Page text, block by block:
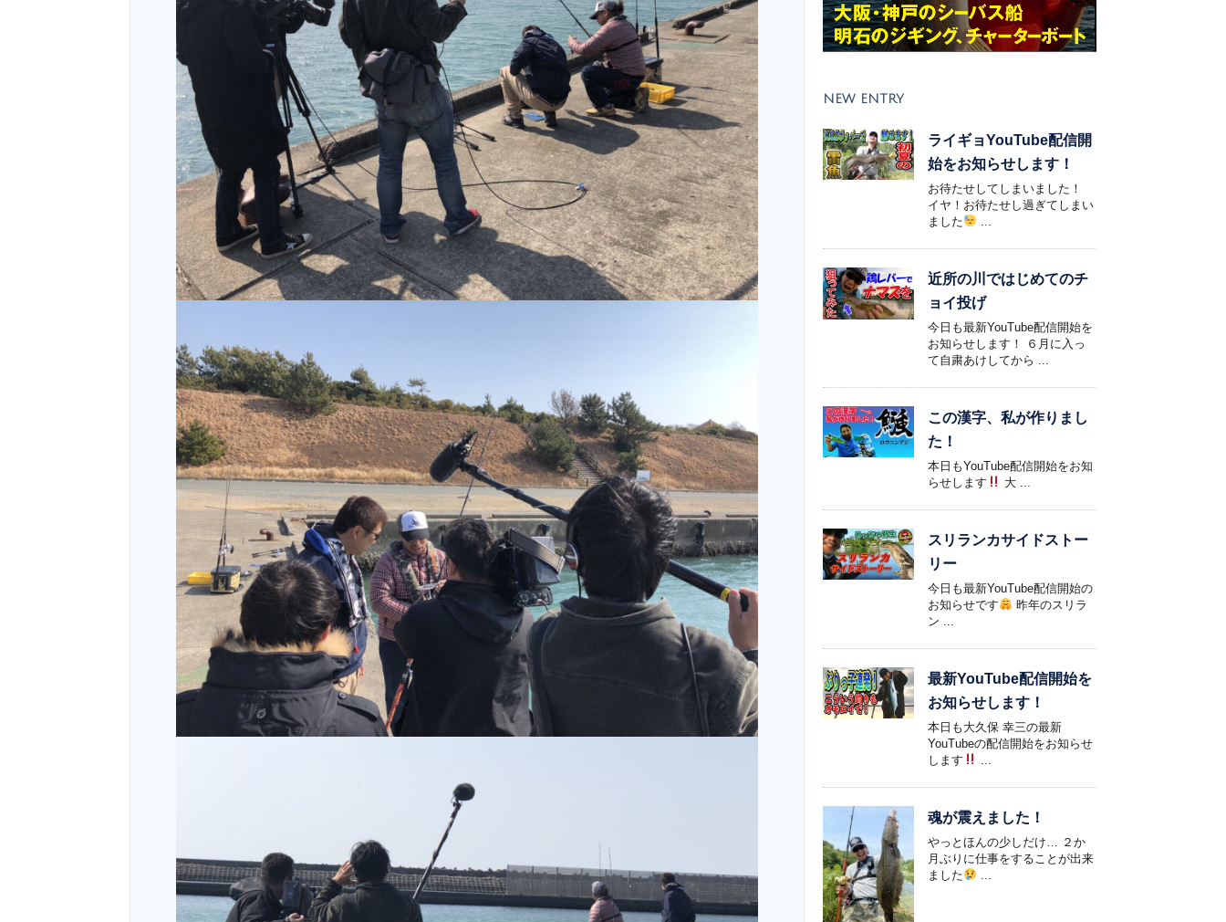
NEW ENTRY
ライギョYouTube配信開
始をお知らせします！
お待たせしてしまいました！
イヤ！お待たせし過ぎてしまい
ました
...
近所の川ではじめてのチ
ョイ投げ
今日も最新YouTube配信開始を
お知らせします！ ６月に入っ
て自粛あけしてから ...
この漢字、私が作りまし
た！
本日もYouTube配信開始をお知
らせします
大 ...
スリランカサイドストー
リー
今日も最新YouTube配信開始の
お知らせです
昨年のスリラ
ン ...
最新YouTube配信開始を
お知らせします！
本日も大久保 幸三の最新
YouTubeの配信開始をお知らせ
します
...
魂が震えました！
やっとほんの少しだけ… ２か
月ぶりに仕事をすることが出来
ました
...